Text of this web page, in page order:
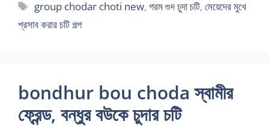
Tags
group chodar choti new,গরম গুদ চুদা চটি,মেয়েদের মুখে
প্রসাব করার চটি গল্প
bondhur bou choda স্বামীর
ফ্রেন্ড, বন্ধুর বউকে চুদার চটি